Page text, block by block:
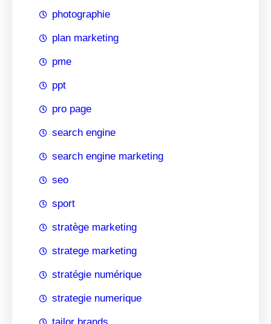
photographie
plan marketing
pme
ppt
pro page
search engine
search engine marketing
seo
sport
stratège marketing
stratege marketing
stratégie numérique
strategie numerique